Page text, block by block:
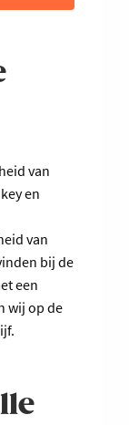
van
en
van
bij de
een
wij op de